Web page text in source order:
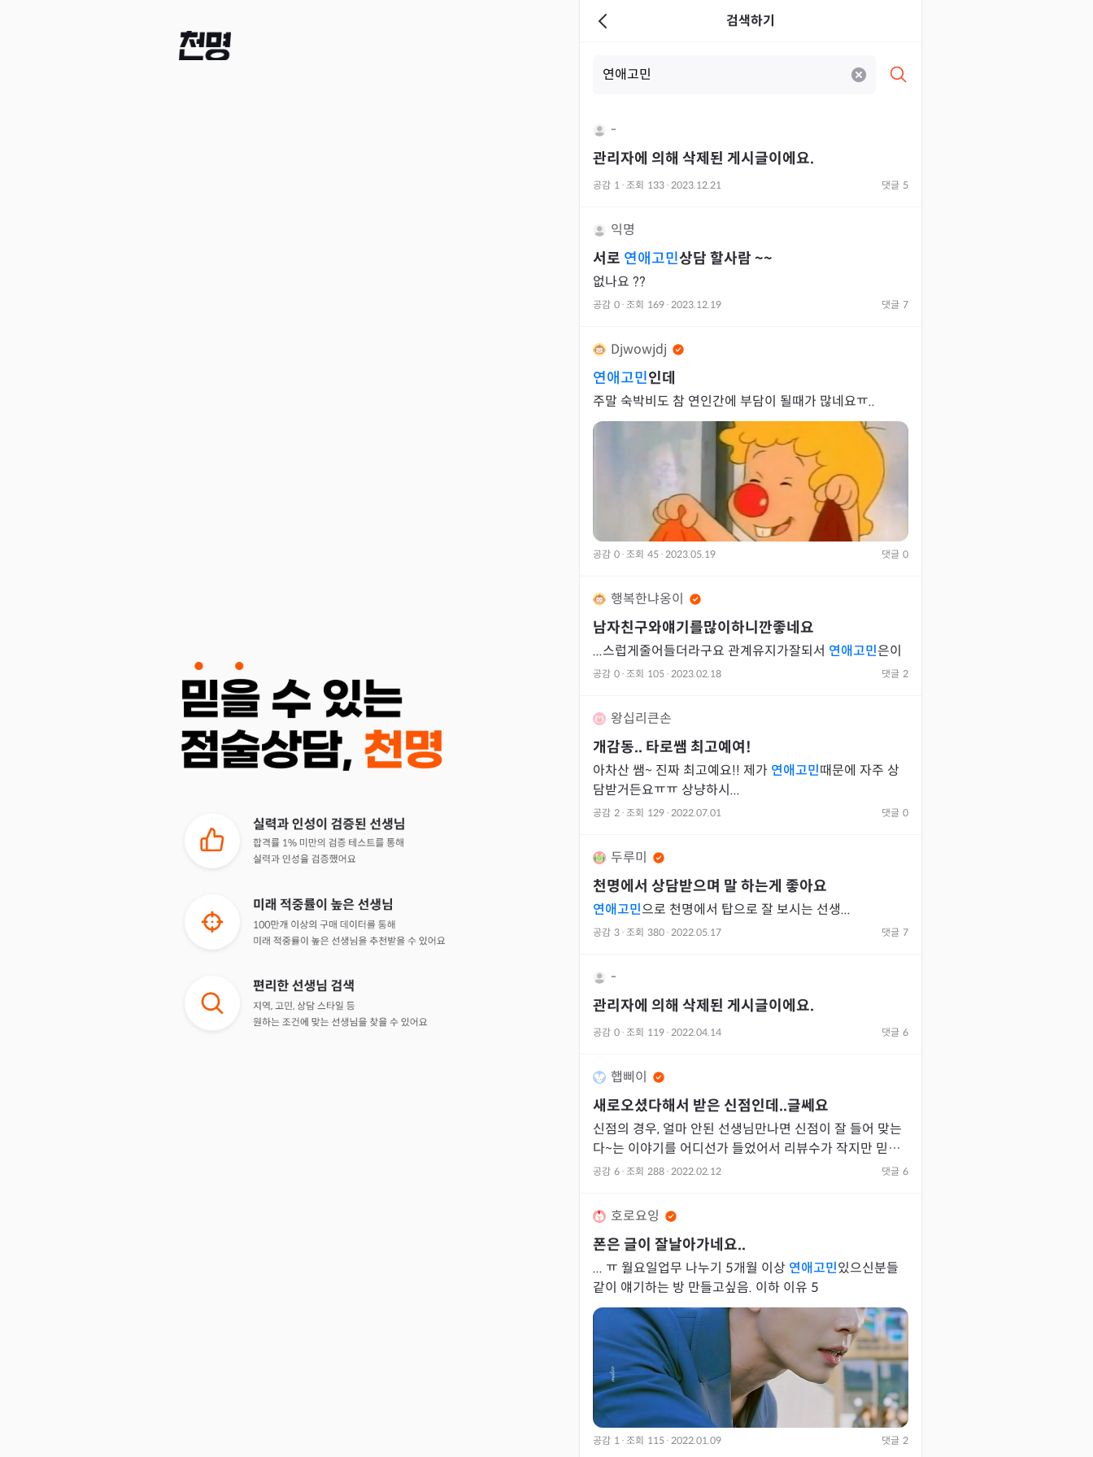
검색하기
-
관리자에 의해 삭제된 게시글이에요.
공감 1 · 조회 133 · 2023.12.21 댓글 5
익명
서로 연애고민상담 할사람 ~~
없나요 ??
공감 0 · 조회 169 · 2023.12.19 댓글 7
Djwowjdj
연애고민인데
주말 숙박비도 참 연인간에 부담이 될때가 많네요ㅠ..
공감 0 · 조회 45 · 2023.05.19 댓글 0
행복한냐옹이
남자친구와얘기를많이하니깐좋네요
...스럽게줄어들더라구요 관계유지가잘되서 연애고민은이
공감 0 · 조회 105 · 2023.02.18 댓글 2
왕십리큰손
개감동.. 타로쌤 최고예여!
아차산 쌤~ 진짜 최고예요!! 제가 연애고민때문에 자주 상
담받거든요ㅠㅠ 상냥하시...
공감 2 · 조회 129 · 2022.07.01 댓글 0
두루미
천명에서 상담받으며 말 하는게 좋아요
연애고민으로 천명에서 탑으로 잘 보시는 선생...
공감 3 · 조회 380 · 2022.05.17 댓글 7
-
관리자에 의해 삭제된 게시글이에요.
공감 0 · 조회 119 · 2022.04.14 댓글 6
햅삐이
새로오셨다해서 받은 신점인데..글쎄요
신점의 경우, 얼마 안된 선생님만나면 신점이 잘 들어 맞는
다~는 이야기를 어디선가 들었어서 리뷰수가 작지만 믿고
신점을 보게 되었어요 ( 대구ㄷㄱ ㄲㄷㄹ ) 그런데... 역시 리
공감 6 · 조회 288 · 2022.02.12 댓글 6
호로요잉
폰은 글이 잘날아가네요..
... ㅠ 월요일업무 나누기 5개월 이상 연애고민있으신분들
같이 얘기하는 방 만들고싶음. 이하 이유 5
공감 1 · 조회 115 · 2022.01.09 댓글 2